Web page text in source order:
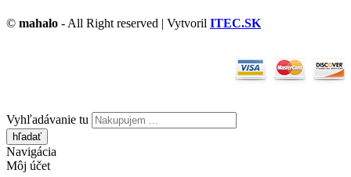
© mahalo - All Right reserved | Vytvoril ITEC.SK
Vyhľadávanie tu
Navigácia
Môj účet